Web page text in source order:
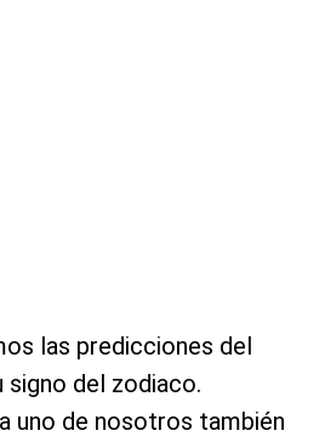
las predicciones del
del zodiaco.
uno de nosotros también